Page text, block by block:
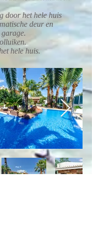
door het hele huis
deur en
hele huis.